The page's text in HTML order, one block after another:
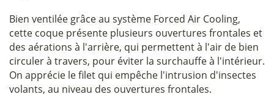
Bien ventilée grâce au système Forced Air Cooling,
cette coque présente plusieurs ouvertures frontales et
des aérations à l'arrière, qui permettent à l'air de bien
circuler à travers, pour éviter la surchauffe à l'intérieur.
On apprécie le filet qui empêche l'intrusion d'insectes
volants, au niveau des ouvertures frontales.